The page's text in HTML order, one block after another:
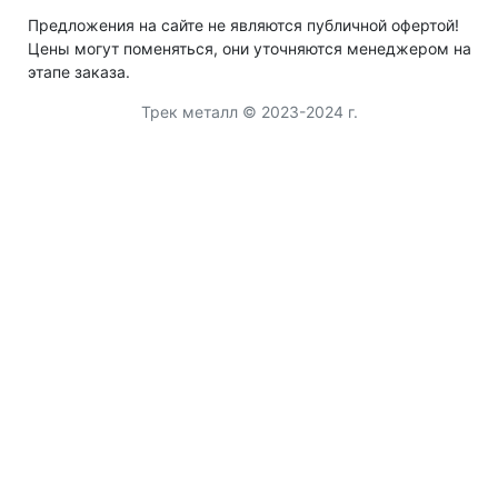
Предложения на сайте не являются публичной офертой!
Цены могут поменяться, они уточняются менеджером на
этапе заказа.
Трек металл © 2023-2024 г.